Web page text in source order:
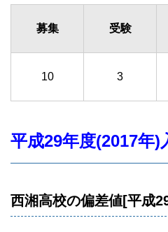
募集 受験
10 3
平成29年度(2017年)
西湘高校の偏差値[平成